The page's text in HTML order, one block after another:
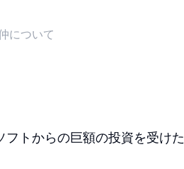
について
トからの巨額の投資を受けた